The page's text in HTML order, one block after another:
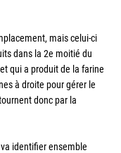
mais celui-ci
dans la 2e moitié du
qui a produit de la farine
à droite pour gérer le
donc par la
identifier ensemble